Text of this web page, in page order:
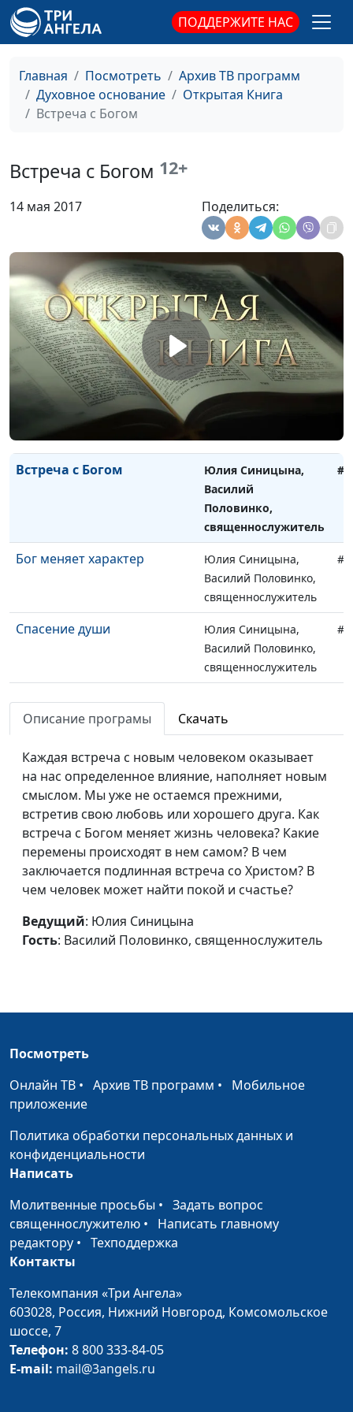
ПОДДЕРЖИТЕ НАС
Главная Посмотреть
Архив ТВ программ
Духовное основание
Открытая Книга
Встреча с Богом
Встреча с Богом 12+
14 мая 2017 Поделиться:
священнослужитель
Как справиться с
разочарованием?
Юлия Синицына,
Василий Половинко,
священнослужитель
Как правильно гневаться?
Как правильно отомстить?
Василий Половинко,
священнослужитель
Что значит
смиренномудрие?
Василий Половинко,
священнослужитель
Милость или
справедливость?
Юлия Синицына,
Василий Половинко,
священнослужитель
Божий замысел в моей
Юлия Синицына,
Василий Половинко,
священнослужитель
Встреча с Богом
Юлия Синицына,
Василий
Половинко,
священнослужитель
Бог меняет характер
Юлия Синицына,
Василий Половинко,
священнослужитель
Спасение души
Юлия Синицына,
Василий Половинко,
священнослужитель
Живое христианство
Василий Половинко,
священнослужитель
Десятая заповедь: не
Гончар,
священнослужитель,
магистр богословия
Девятая заповедь: не
лжесвидетельствуй
Юлия Синицына,
Павел Владимирович
магистр богословия
Седьмая заповедь: не
прелюбодействуй
Юлия Синицына,
Гончар,
Шестая заповедь: не
убивай
Юлия Синицына,
Павел Владимирович
Пятая заповедь: почитай
отца и мать
Юлия Синицына,
Описание програмы Скачать
Каждая встреча с новым человеком оказывает
на нас определенное влияние, наполняет новым
смыслом. Мы уже не остаемся прежними,
встретив свою любовь или хорошего друга. Как
встреча с Богом меняет жизнь человека? Какие
перемены происходят в нем самом? В чем
заключается подлинная встреча со Христом? В
чем человек может найти покой и счастье?
Ведущий: Юлия Синицына
Гость: Василий Половинко, священнослужитель
Посмотреть
Онлайн ТВ • Архив ТВ программ • Мобильное
приложение
Политика обработки персональных данных и
конфиденциальности
Написать
Молитвенные просьбы • Задать вопрос
священнослужителю • Написать главному
редактору • Техподдержка
Контакты
Телекомпания «Три Ангела»
603028, Россия, Нижний Новгород, Комсомольское
шоссе, 7
Телефон: 8 800 333-84-05
E-mail: mail@3angels.ru